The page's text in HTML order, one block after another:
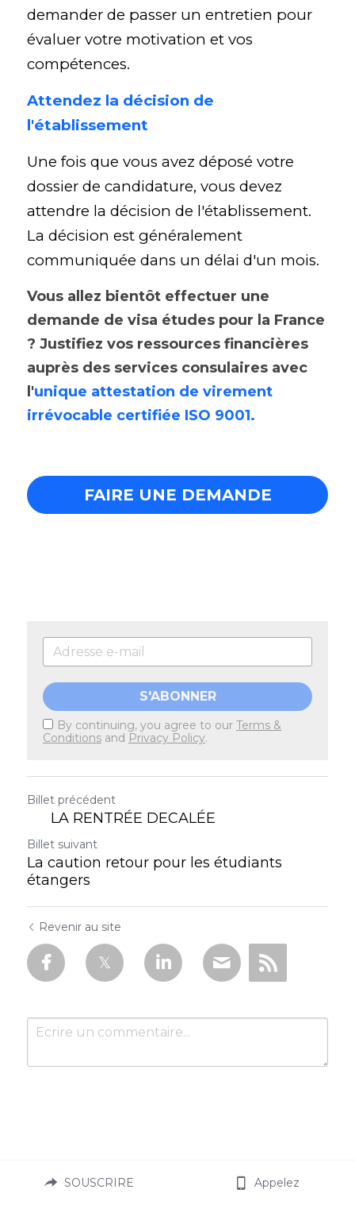
demander de passer un entretien pour
évaluer votre motivation et vos
compétences.
Attendez la décision de
l'établissement
Une fois que vous avez déposé votre
dossier de candidature, vous devez
attendre la décision de l'établissement.
La décision est généralement
communiquée dans un délai d'un mois.
Vous allez bientôt effectuer une
demande de visa études pour la France
? Justifiez vos ressources financières
auprès des services consulaires avec
l'unique attestation de virement
irrévocable certifiée ISO 9001.
FAIRE UNE DEMANDE
S'ABONNER
By continuing, you agree to our Terms &
Conditions and Privacy Policy.
Billet précédent
LA RENTRÉE DECALÉE
Billet suivant
La caution retour pour les étudiants
étangers
Revenir au site
Soumettre
SOUSCRIRE Appelez